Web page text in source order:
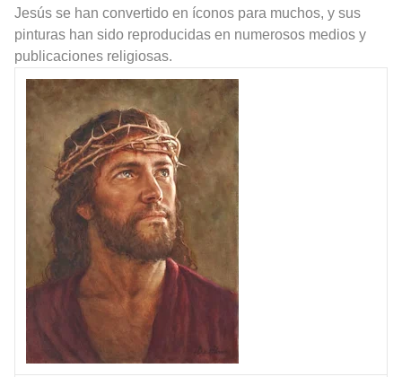
Jesús se han convertido en íconos para muchos, y sus
pinturas han sido reproducidas en numerosos medios y
publicaciones religiosas.